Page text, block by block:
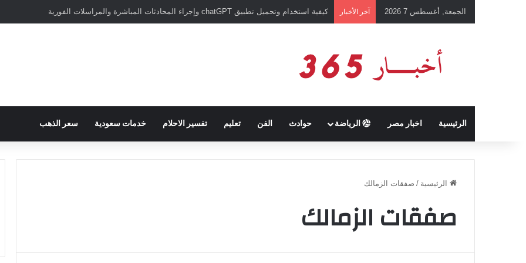
الجمعة, أغسطس 7 2026 آخر الأخبار رئيس نادي طرابزون سبور يؤكد على أهمية دور تريزيجيه في حسم صفقة محمد صلاح
الرئيسية اخبار مصر الرياضة حوادث الفن تعليم تفسير الاحلام خدمات سعودية سعر الذهب
الرئيسية / صفقات الزمالك
صفقات الزمالك